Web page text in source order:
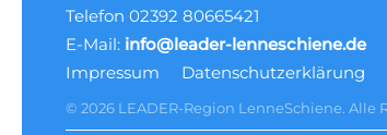
Telefon 02392 80665421
E-Mail: info@leader-lenneschiene.de
Impressum Datenschutzerklärung
© 2026 LEADER-Region LenneSchiene. Alle